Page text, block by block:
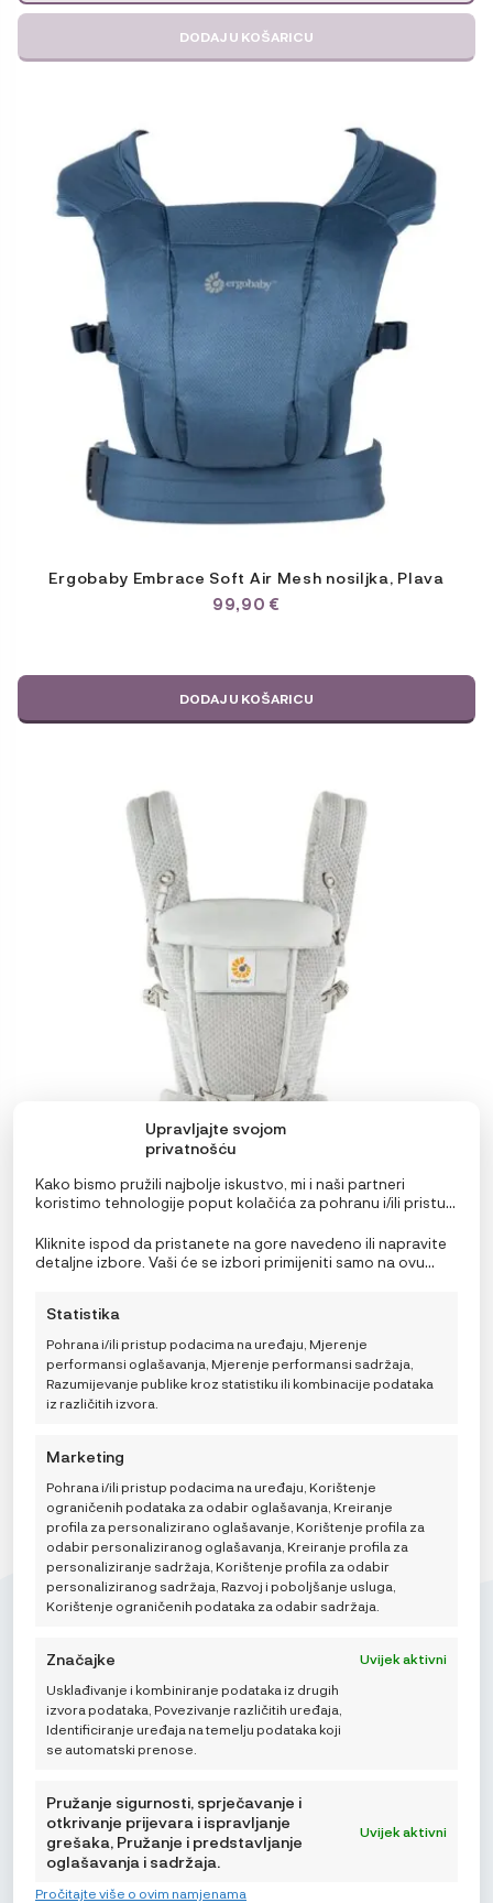
Upravljajte svojom
privatnošću
Kako bismo pružili najbolje iskustvo, mi i naši partneri
koristimo tehnologije poput kolačića za pohranu i/ili pristup
omogućit će nama i našim partnerima obradu osobnih
podataka kao što su ponašanje pri pregledavanju ili
jedinstveni ID-ovi na ovoj stranici i prikazujemo
privole može negativno utjecati na određene značajke i
Kliknite ispod da pristanete na gore navedeno ili napravite
detaljne izbore. Vaši će se izbori primijeniti samo na ovu
prekidača na Politici kolačića ili klikom na gumb za
upravljanje privolom na dnu ekrana.
Statistika
Pohrana i/ili pristup podacima na uređaju, Mjerenje
performansi oglašavanja, Mjerenje performansi sadržaja,
Razumijevanje publike kroz statistiku ili kombinacije podataka
iz različitih izvora.
Marketing
Pohrana i/ili pristup podacima na uređaju, Korištenje
ograničenih podataka za odabir oglašavanja, Kreiranje
profila za personalizirano oglašavanje, Korištenje profila za
odabir personaliziranog oglašavanja, Kreiranje profila za
personaliziranje sadržaja, Korištenje profila za odabir
personaliziranog sadržaja, Razvoj i poboljšanje usluga,
Korištenje ograničenih podataka za odabir sadržaja.
Značajke
Uvijek aktivni
Usklađivanje i kombiniranje podataka iz drugih
izvora podataka, Povezivanje različitih uređaja,
Identificiranje uređaja na temelju podataka koji
se automatski prenose.
Pružanje sigurnosti, sprječavanje i
otkrivanje prijevara i ispravljanje
grešaka, Pružanje i predstavljanje
oglašavanja i sadržaja.
Uvijek aktivni
Pročitajte više o ovim namjenama
DODAJ U KOŠARICU
Ergobaby Embrace Soft Air Mesh nosiljka, Plava
99,90€
DODAJ U KOŠARICU
Ergobaby Adapt SoftFlex Mesh nosiljka
139,90€
139,90€
DODAJ U KOŠARICU
Mikroedra d.o.o.
(01) 48 22 132
info@najnaj.eu
SAVJETI